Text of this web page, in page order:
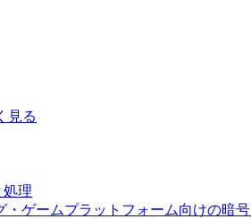
見る
処理
・ゲームプラットフォーム向けの暗